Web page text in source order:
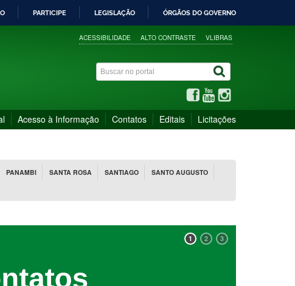
PARTICIPE LEGISLAÇÃO ÓRGÃOS DO GOVERNO
ACESSIBILIDADE ALTO CONTRASTE VLIBRAS
Acesso à Informação Contatos Editais Licitações
PANAMBI SANTA ROSA SANTIAGO
SANTO AUGUSTO
1 2 3